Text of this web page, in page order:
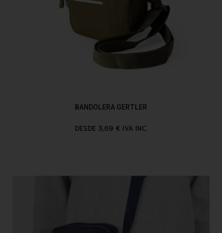
BANDOLERA GERTLER
DESDE 3,69 € IVA INC.